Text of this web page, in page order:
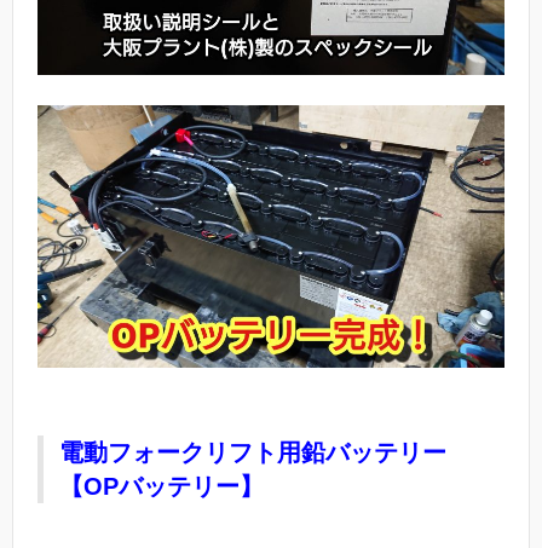
電動フォークリフト用鉛バッテリー
【OPバッテリー】